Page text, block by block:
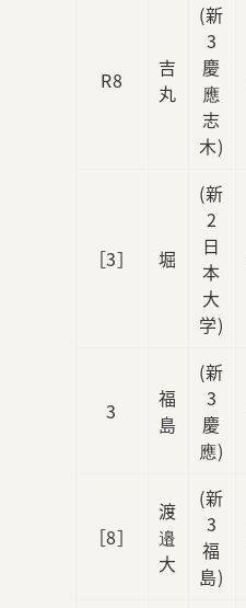
R8
吉
丸
(新
3
慶
應
志
木)
［3］ 堀
(新
2
日
本
大
学)
3
福
島
(新
3
慶
應)
［8］
渡
邉
大
(新
3
福
島)